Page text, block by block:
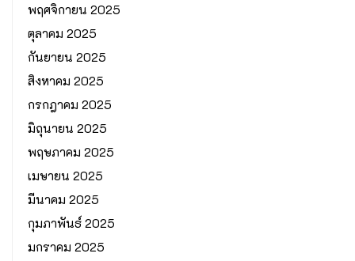
พฤศจิกายน 2025
ตุลาคม 2025
กันยายน 2025
สิงหาคม 2025
กรกฎาคม 2025
มิถุนายน 2025
พฤษภาคม 2025
เมษายน 2025
มีนาคม 2025
กุมภาพันธ์ 2025
มกราคม 2025